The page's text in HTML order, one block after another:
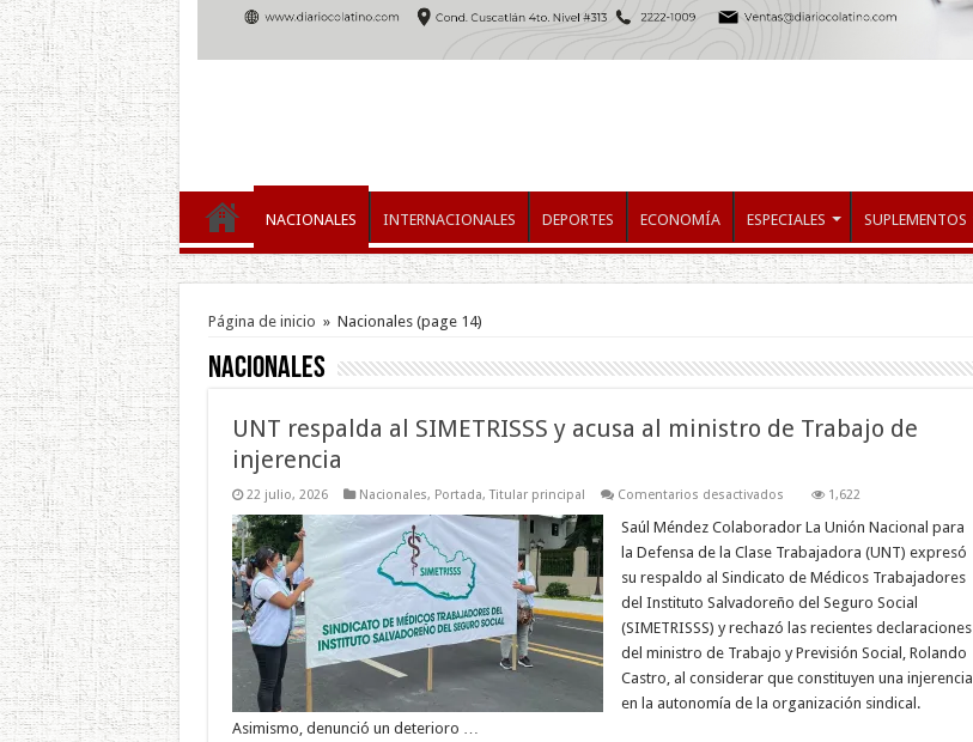
NACIONALES INTERNACIONALES DEPORTES ECONOMÍA ESPECIALES SUPLEMENTOS
Página de inicio » Nacionales(page 14)
Nacionales
UNT respalda al SIMETRISSS y acusa al ministro de Trabajo de
injerencia
22 julio, 2026 Nacionales, Portada,Titular principal Comentarios desactivadosen
respalda
SIMETRISSS
acusa
al
de
Trabajo
de
injerencia
1,622
Saúl Méndez Colaborador La Unión Nacional para
la Defensa de la Clase Trabajadora (UNT) expresó
su respaldo al Sindicato de Médicos Trabajadores
del Instituto Salvadoreño del Seguro Social
(SIMETRISSS) y rechazó las recientes declaraciones
del ministro de Trabajo y Previsión Social, Rolando
Castro, al considerar que constituyen una injerencia
en la autonomía de la organización sindical.
Asimismo, denunció un deterioro …